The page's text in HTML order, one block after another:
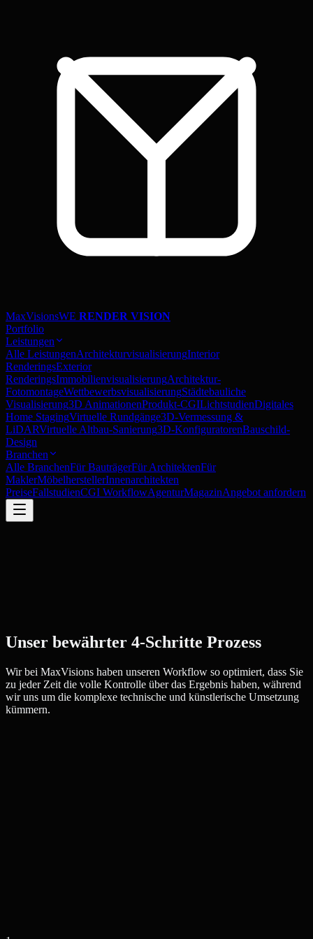
MaxVisionsWE RENDER VISION
Portfolio
Leistungen
Alle LeistungenArchitekturvisualisierungInterior
RenderingsExterior
RenderingsImmobilienvisualisierungArchitektur-
FotomontageWettbewerbsvisualisierungStädtebauliche
Visualisierung3D AnimationenProdukt-CGILichtstudienDigitales
Home StagingVirtuelle Rundgänge3D-Vermessung &
LiDARVirtuelle Altbau-Sanierung3D-KonfiguratorenBauschild-
Design
Branchen
Alle BranchenFür BauträgerFür ArchitektenFür
MaklerMöbelherstellerInnenarchitekten
PreiseFallstudienCGI WorkflowAgenturMagazinAngebot anfordern
Unser bewährter 4-Schritte Prozess
Wir bei MaxVisions haben unseren Workflow so optimiert, dass Sie
zu jeder Zeit die volle Kontrolle über das Ergebnis haben, während
wir uns um die komplexe technische und künstlerische Umsetzung
kümmern.